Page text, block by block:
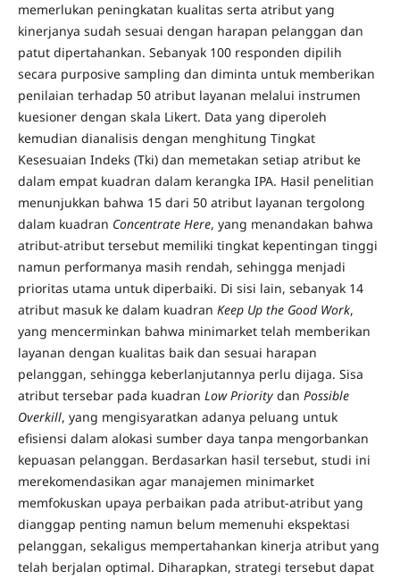
memerlukan peningkatan kualitas serta atribut yang
kinerjanya sudah sesuai dengan harapan pelanggan dan
patut dipertahankan. Sebanyak 100 responden dipilih
secara purposive sampling dan diminta untuk memberikan
penilaian terhadap 50 atribut layanan melalui instrumen
kuesioner dengan skala Likert. Data yang diperoleh
kemudian dianalisis dengan menghitung Tingkat
Kesesuaian Indeks (Tki) dan memetakan setiap atribut ke
dalam empat kuadran dalam kerangka IPA. Hasil penelitian
menunjukkan bahwa 15 dari 50 atribut layanan tergolong
dalam kuadran Concentrate Here, yang menandakan bahwa
atribut-atribut tersebut memiliki tingkat kepentingan tinggi
namun performanya masih rendah, sehingga menjadi
prioritas utama untuk diperbaiki. Di sisi lain, sebanyak 14
atribut masuk ke dalam kuadran Keep Up the Good Work,
yang mencerminkan bahwa minimarket telah memberikan
layanan dengan kualitas baik dan sesuai harapan
pelanggan, sehingga keberlanjutannya perlu dijaga. Sisa
atribut tersebar pada kuadran Low Prioritydan Possible
Overkill, yang mengisyaratkan adanya peluang untuk
efisiensi dalam alokasi sumber daya tanpa mengorbankan
kepuasan pelanggan. Berdasarkan hasil tersebut, studi ini
merekomendasikan agar manajemen minimarket
memfokuskan upaya perbaikan pada atribut-atribut yang
dianggap penting namun belum memenuhi ekspektasi
pelanggan, sekaligus mempertahankan kinerja atribut yang
telah berjalan optimal. Diharapkan, strategi tersebut dapat